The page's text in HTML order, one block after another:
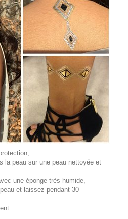
la peau sur une peau nettoyée et
une éponge très humide,
et laissez pendant 30